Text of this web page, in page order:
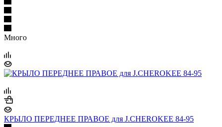
Много
КРЫЛО ПЕРЕДНЕЕ ПРАВОЕ для J.CHEROKЕЕ 84-95